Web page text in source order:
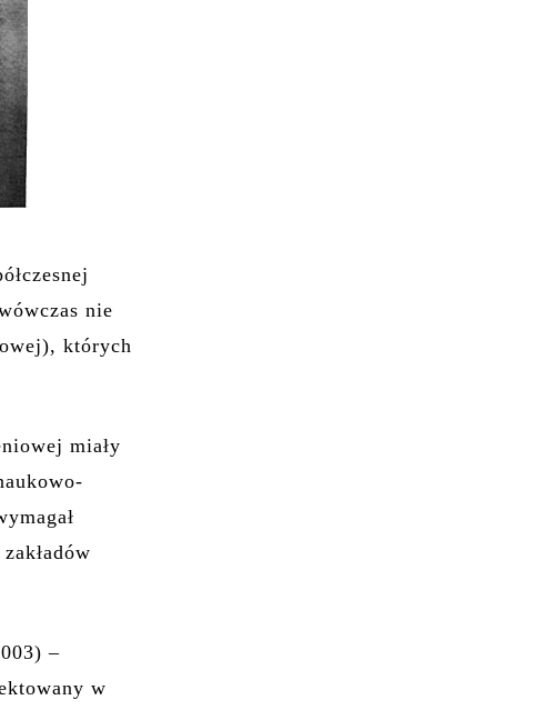
nie
których
miały
–
w